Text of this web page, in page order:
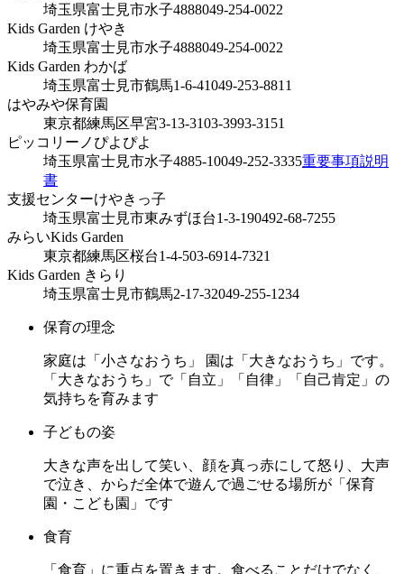
埼玉県富士見市水子4888049-254-0022
Kids Garden けやき
埼玉県富士見市水子4888049-254-0022
Kids Garden わかば
埼玉県富士見市鶴馬1-6-41049-253-8811
はやみや保育園
東京都練馬区早宮3-13-3103-3993-3151
ピッコリーノぴよぴよ
埼玉県富士見市水子4885-10049-252-3335重要事項説明
書
支援センターけやきっ子
埼玉県富士見市東みずほ台1-3-190492-68-7255
みらいKids Garden
東京都練馬区桜台1-4-503-6914-7321
Kids Garden きらり
埼玉県富士見市鶴馬2-17-32049-255-1234
保育の理念
家庭は「小さなおうち」 園は「大きなおうち」です。
「大きなおうち」で「自立」「自律」「自己肯定」の
気持ちを育みます
子どもの姿
大きな声を出して笑い、顔を真っ赤にして怒り、大声
で泣き、からだ全体で遊んで過ごせる場所が「保育
園・こども園」です
食育
「食育」に重点を置きます。食べることだけでなく、